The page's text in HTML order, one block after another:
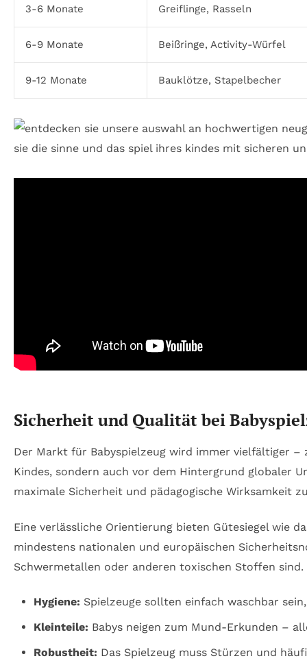
3-6 Monate Greiflinge, Rasseln
6-9 Monate Beißringe, Activity-Würfel
9-12 Monate Bauklötze, Stapelbecher
Sicherheit und Qualität bei
Der Markt für Babyspielzeug wird immer vielfältiger
Kindes, sondern auch vor dem Hintergrund globaler
maximale Sicherheit und pädagogische Wirksamkeit
Eine verlässliche Orientierung bieten Gütesiegel wie
mindestens nationalen und europäischen
Schwermetallen oder anderen toxischen Stoffen sind.
Hygiene: Spielzeuge sollten einfach waschbar
Kleinteile: Babys neigen zum Mund-Erkunden –
Robustheit: Das Spielzeug muss Stürzen und